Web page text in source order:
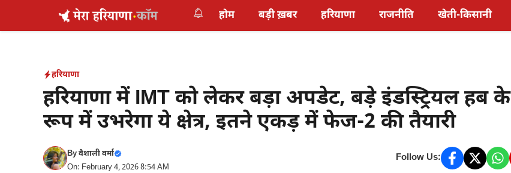
होम बड़ी ख़बर हरियाणा राजनीति खेती-किसानी
हरियाणा
हरियाणा में IMT को लेकर बड़ा अपडेट, बड़े इंडस्ट्रियल हब के
रूप में उभरेगा ये क्षेत्र, इतने एकड़ में फेज-2 की तैयारी
Byवैशाली वर्मा
On: February 4, 2026 8:54 AM
Follow Us: